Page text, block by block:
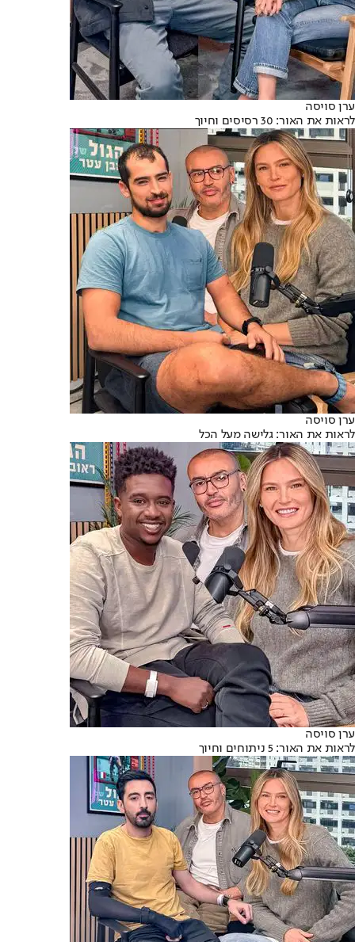
ערן סויסה
לראות את האור: 30 רסיסים וחיוך
ערן סויסה
לראות את האור: גלישה מעל הכל
ערן סויסה
לראות את האור: 5 ניתוחים וחיוך